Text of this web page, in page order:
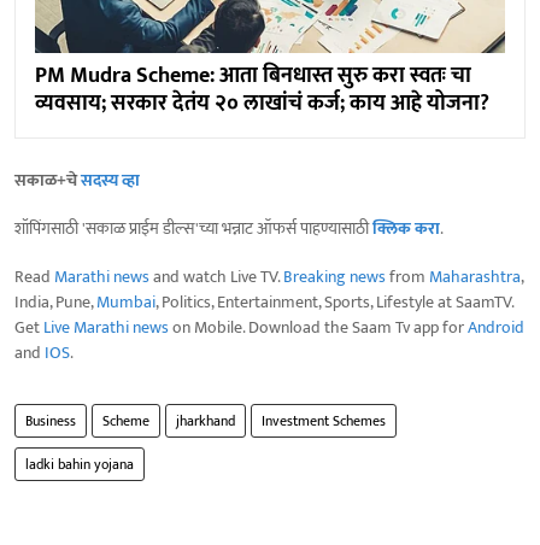
PM Mudra Scheme: आता बिनधास्त सुरु करा स्वतः चा
व्यवसाय; सरकार देतंय २० लाखांचं कर्ज; काय आहे योजना?
सकाळ+चेसदस्य व्हा
शॉपिंगसाठी 'सकाळ प्राईम डील्स'च्या भन्नाट ऑफर्स पाहण्यासाठीक्लिक करा.
Read Marathi newsand watch Live TV.Breaking newsfrom Maharashtra,
India, Pune,Mumbai, Politics, Entertainment, Sports, Lifestyle at SaamTV.
GetLive Marathi newson Mobile. Download the Saam Tv app forAndroid
and IOS.
Business Scheme jharkhand
Investment Schemes
ladki bahin yojana